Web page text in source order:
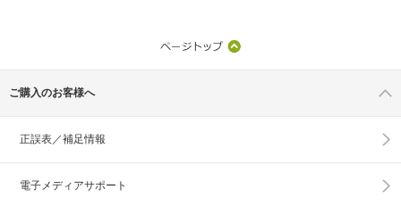
ご購入のお客様へ
正誤表／補足情報
電子メディアサポート